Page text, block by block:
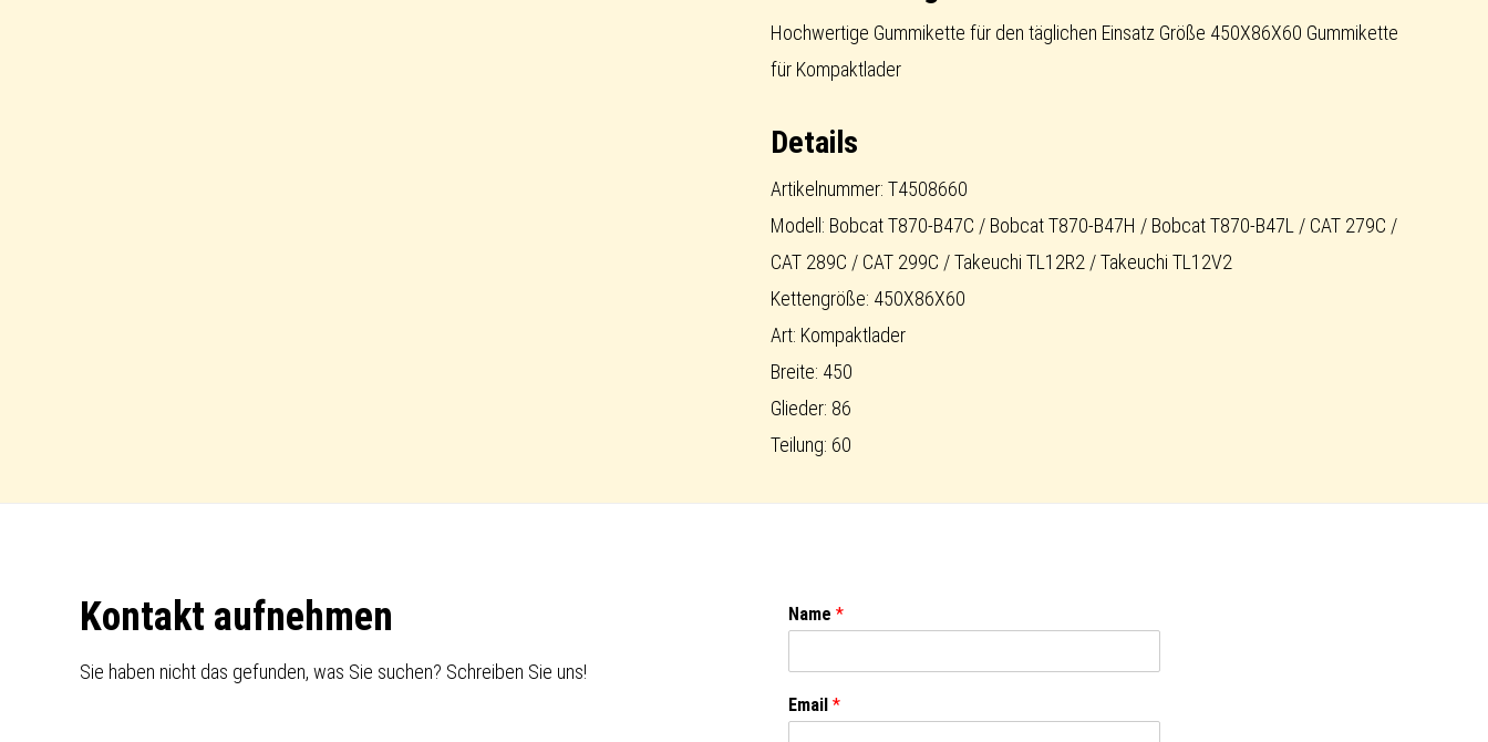
Compact
Track
Menge
Hochwertige Gummikette für den täglichen Einsatz Größe 450X86X60 Gummikette
für Kompaktlader
Details
Artikelnummer: T4508660
Modell: Bobcat T870-B47C / Bobcat T870-B47H / Bobcat T870-B47L / CAT 279C /
CAT 289C / CAT 299C / Takeuchi TL12R2 / Takeuchi TL12V2
Kettengröße: 450X86X60
Art: Kompaktlader
Breite: 450
Glieder: 86
Teilung: 60
FooterKontakt aufnehmen
Sie haben nicht das gefunden, was Sie suchen? Schreiben Sie uns!
Name *
Email *